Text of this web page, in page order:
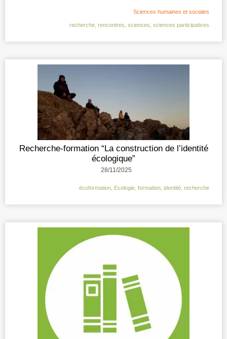
Sciences humaines et sociales
recherche rencontres sciences sciences participatives
Recherche-formation “La construction de l’identité
écologique”
28/11/2025
écoformation Ecologie formation identité recherche